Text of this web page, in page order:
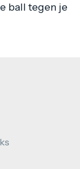
ball tegen je